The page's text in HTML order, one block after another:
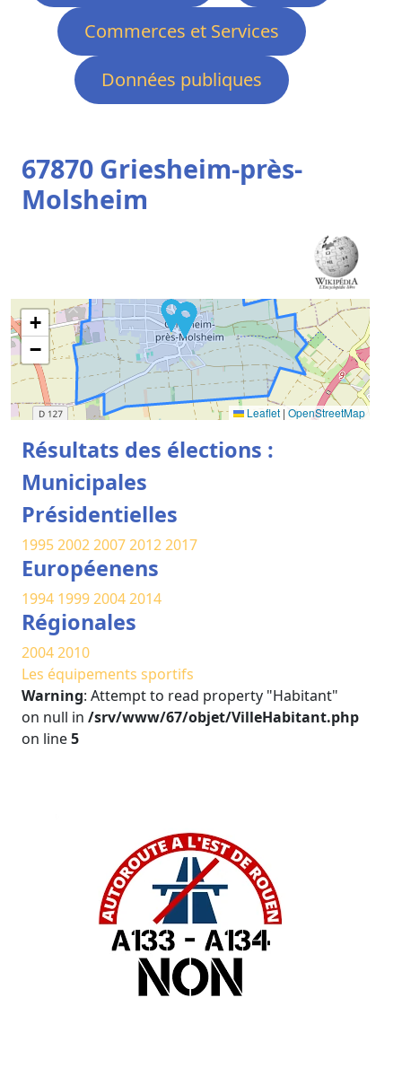
Commerces et Services
Données publiques
67870 Griesheim-près-
Molsheim
+
−
Leaflet | OpenStreetMap
Résultats des élections :
Municipales
Présidentielles
19952002200720122017
Européenens
1994 199920042014
Régionales
20042010
Les équipements sportifs
Warning: Attempt to read property "Habitant"
on null in /srv/www/67/objet/VilleHabitant.php
on line5